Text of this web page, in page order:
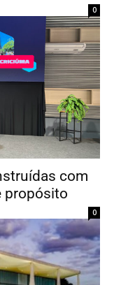
0
com
propósito
0